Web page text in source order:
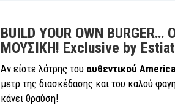
BUILD YOUR OWN
ΜΟΥΣΙΚΗ! Exclusive by
Αν είστε λάτρης του αυθεντικού
μετρ της διασκέδασης και του καλού
κάνει θραύση!